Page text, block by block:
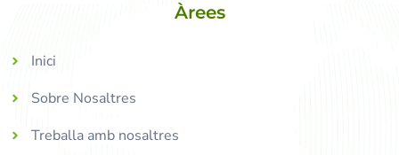
Àrees
Inici
Sobre Nosaltres
Treballa amb nosaltres